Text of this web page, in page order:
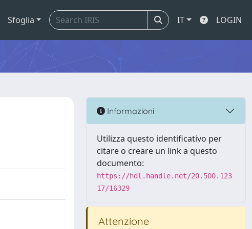
Sfoglia IT LOGIN
Informazioni
Utilizza questo identificativo per
citare o creare un link a questo
documento:
https://hdl.handle.net/20.500.123
17/16329
Attenzione